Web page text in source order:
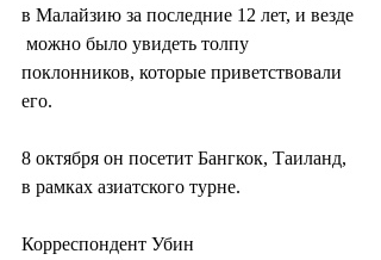
в Малайзию за последние 12 лет, и везде
можно было увидеть толпу
поклонников, которые приветствовали
его.
8 октября он посетит Бангкок, Таиланд,
в рамках азиатского турне.
Корреспондент Убин